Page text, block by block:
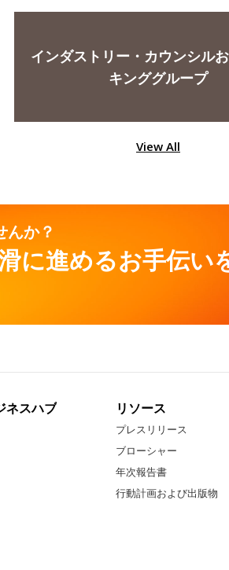
インダストリー・カウンシル
キンググループ
View All
んか？
に進めるお手伝い
ネスハブ リソース
プレスリリース
ブローシャー
年次報告書
行動計画および出版物